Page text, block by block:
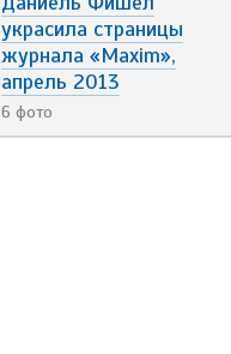
украсила страницы
журнала «Maxim»,
апрель 2013
6 фото